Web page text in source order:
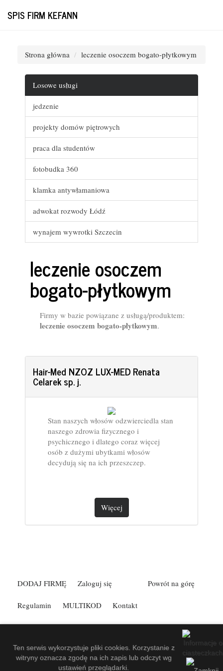
SPIS FIRM KEFANN
Strona główna leczenie osoczem bogato-płytkowym
Losowe usługi
jedzenie
projekty domów piętrowych
praca dla studentów
fotobudka 360
klamka antywłamaniowa
adwokat rozwody Łódź
wynajem wywrotki Szczecin
leczenie osoczem
bogato-płytkowym
Firmy w bazie powiązane z usługą/produktem:
leczenie osoczem bogato-płytkowym.
Hair-Med NZOZ LUX-MED Renata
Celarek sp. j.
Stan naszych włosów odzwierciedla stan
naszego zdrowia fizycznego i
psychicznego i dlatego coraz więcej
osób z dużymi ubytkami włosów
decydują się na ich przeszczep.
Więcej
Powrót na górę
DODAJ FIRMĘ Zaloguj się
Regulamin MULTIKOD Kontakt
Spis Firm Kefann.
PagePeeker.
Ten serwis wykorzystuje pliki cookies. Korzystanie z
witryny oznacza zgodę na ich zapis lub odczyt wg
ustawień przeglądarki.